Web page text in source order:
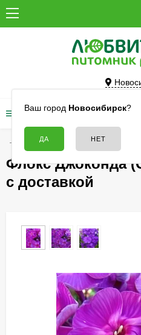
Ваш город Новосибирск?
КАТАЛОГ ТОВАРОВ
Цветы Флокс
Флокс Джоконда
с доставкой